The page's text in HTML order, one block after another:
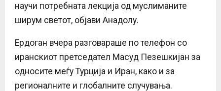
научи потребната лекција од муслиманите
ширум светот, објави Анадолу.
Ердоган вчера разговараше по телефон со
иранскиот претседател Масуд Пезешкијан за
односите меѓу Турција и Иран, како и за
регионалните и глобалните случувања.